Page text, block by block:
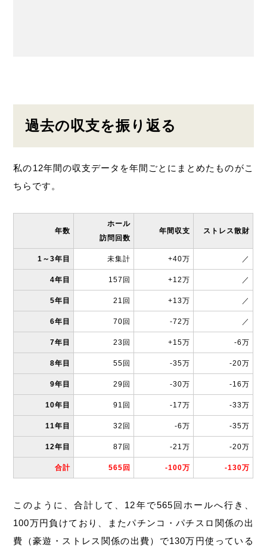
過去の収支を振り返る
私の12年間の収支データを年間ごとにまとめたものがこ
ちらです。
年数
ホール
訪問回数
年間収支 ストレス散財
1～3年目 未集計 +40万 ／
4年目 157回 +12万 ／
5年目 21回 +13万 ／
6年目 70回 -72万 ／
7年目 23回 +15万 -6万
8年目 55回 -35万 -20万
9年目 29回 -30万 -16万
10年目 91回 -17万 -33万
11年目 32回 -6万 -35万
12年目 87回 -21万 -20万
合計 565回 -100万 -130万
このように、合計して、12年で565回ホールへ行き、
100万円負けており、またパチンコ・パチスロ関係の出
費（豪遊・ストレス関係の出費）で130万円使っている